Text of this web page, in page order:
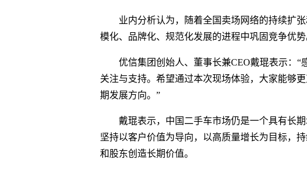
业内分析认为，随着全国卖场网络的持续扩
模化、品牌化、规范化发展的进程中巩固竞争优势
优信集团创始人、董事长兼CEO戴琨表示：
关注与支持。希望通过本次现场体验，大家能够
期发展方向。”
戴琨表示，中国二手车市场仍是一个具有长
坚持以客户价值为导向，以高质量增长为目标，
和股东创造长期价值。